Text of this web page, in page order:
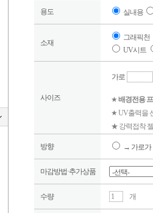
용도 실내용
소재
그래픽천
UV시트
사이즈
가로
★배경전용
★ UV출력을
★ 강력접착
방향 → 가로가
마감방법·추가상품
수량 개